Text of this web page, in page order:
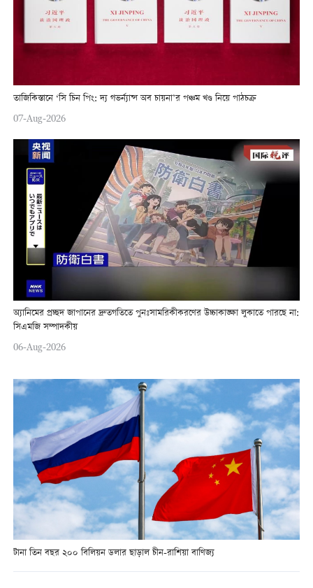
তাজিকিস্তানে ‘সি চিন পিং: দ্য গভর্ন্যান্স অব চায়না’র পঞ্চম খণ্ড নিয়ে পাঠচক্র
07-Aug-2026
অ্যানিমের প্রচ্ছদ জাপানের দ্রুতগতিতে পুনঃসামরিকীকরণের উচ্চাকাঙ্ক্ষা লুকাতে পারছে না:
সিএমজি সম্পাদকীয়
06-Aug-2026
টানা তিন বছর ২০০ বিলিয়ন ডলার ছাড়াল চীন-রাশিয়া বাণিজ্য